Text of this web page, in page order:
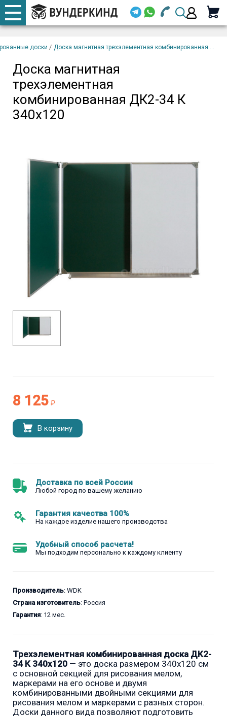
+7 920 668-08-98
+7 920 668-08-98
Email
трехэлементная
комбинированная ДК2-34
корзину
доски / Доска магнитная трехэлементная комбинированная ...
Доска магнитная
трехэлементная
комбинированная ДК2-34 К
340х120
8 125 ₽
В корзину
Доставка по всей России
Любой город по вашему желанию
Гарантия качества 100%
На каждое изделие нашего производства
Удобный способ расчета!
Мы подходим персонально к каждому клиенту
Производитель: WDK
Страна изготовитель: Россия
Гарантия: 12 мес.
Трехэлементная комбинированная доска ДК2-
34 К 340х120 — это доска размером 340x120 см
с основной секцией для рисования мелом,
маркерами на его основе и двумя
комбинированными двойными секциями для
рисования мелом и маркерами с разных сторон.
Доски данного вида позволяют подготовить